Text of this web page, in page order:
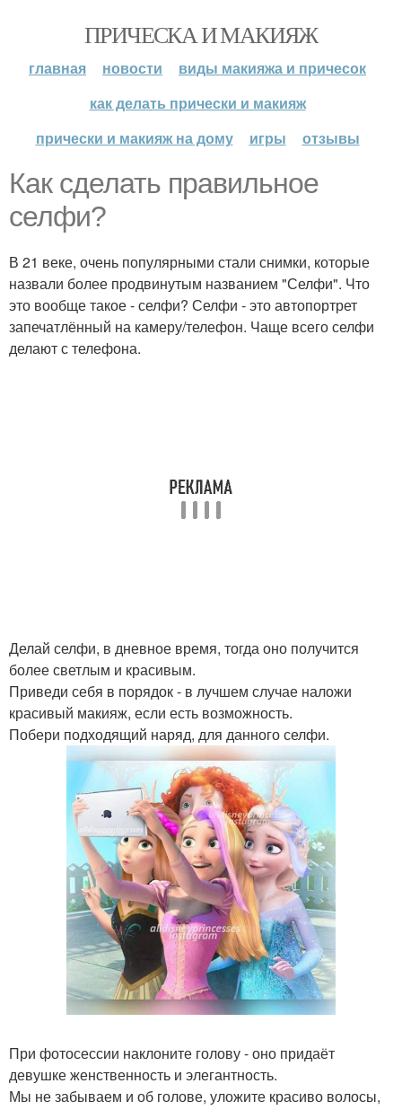
ПРИЧЕСКА И МАКИЯЖ
главная новости
виды макияжа и причесок
как делать прически и макияж
прически и макияж на дому
игры отзывы
Как сделать правильное
селфи?
В 21 веке, очень популярными стали снимки, которые
назвали более продвинутым названием "Селфи". Что
это вообще такое - селфи? Селфи - это автопортрет
запечатлённый на камеру/телефон. Чаще всего селфи
делают с телефона.
Делай селфи, в дневное время, тогда оно получится
более светлым и красивым.
Приведи себя в порядок - в лучшем случае наложи
красивый макияж, если есть возможность.
Побери подходящий наряд, для данного селфи.
При фотосессии наклоните голову - оно придаёт
девушке женственность и элегантность.
Мы не забываем и об голове, уложите красиво волосы,